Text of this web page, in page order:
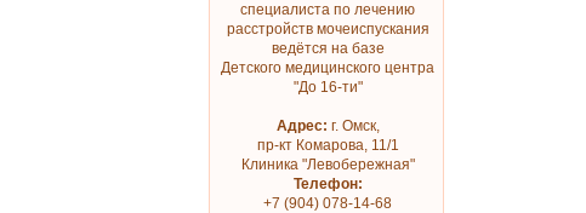
специалиста по лечению
расстройств мочеиспускания
ведётся на базе
Детского медицинского центра
"До 16-ти"
Адрес: г. Омск,
пр-кт Комарова, 11/1
Клиника "Левобережная"
Телефон:
+7 (904) 078-14-68